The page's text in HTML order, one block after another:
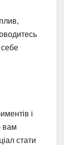
і
вам
стати